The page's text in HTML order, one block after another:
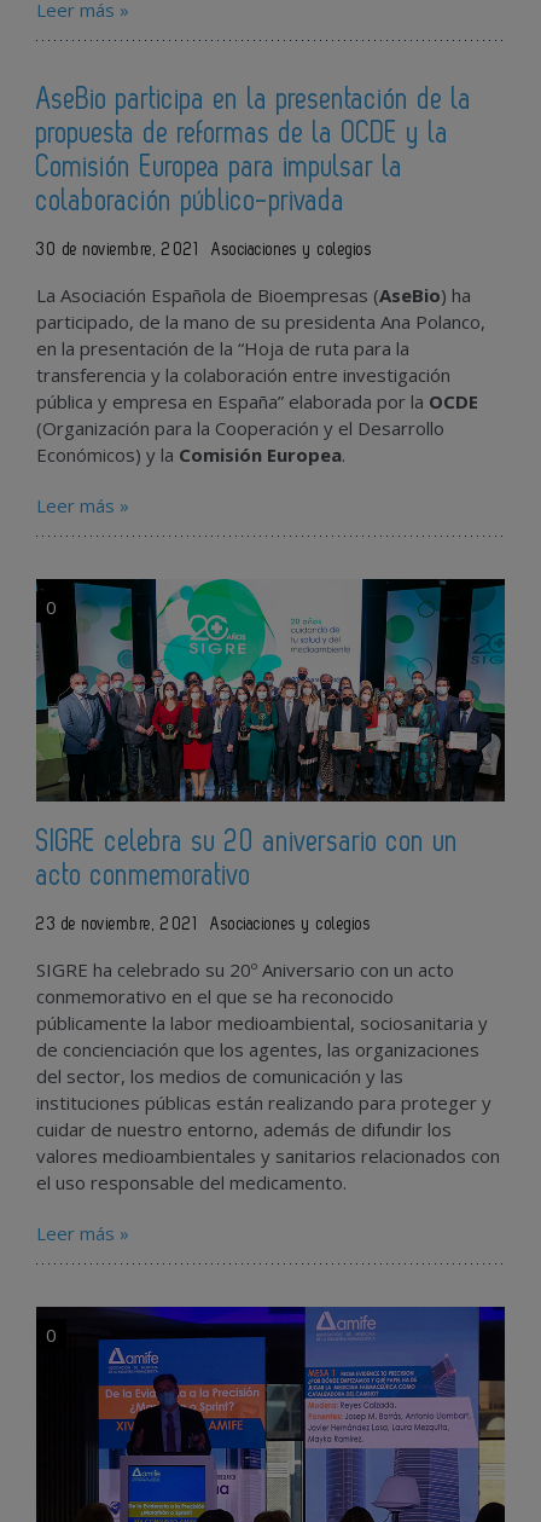
Leer más »
AseBio participa en la presentación de la
propuesta de reformas de la OCDE y la
Comisión Europea para impulsar la
colaboración público-privada
30 de noviembre, 2021 Asociaciones y colegios
La Asociación Española de Bioempresas (AseBio) ha
participado, de la mano de su presidenta Ana Polanco,
en la presentación de la “Hoja de ruta para la
transferencia y la colaboración entre investigación
pública y empresa en España” elaborada por la OCDE
(Organización para la Cooperación y el Desarrollo
Económicos) y la Comisión Europea.
Leer más »
0
SIGRE celebra su 20 aniversario con un
acto conmemorativo
23 de noviembre, 2021 Asociaciones y colegios
SIGRE ha celebrado su 20º Aniversario con un acto
conmemorativo en el que se ha reconocido
públicamente la labor medioambiental, sociosanitaria y
de concienciación que los agentes, las organizaciones
del sector, los medios de comunicación y las
instituciones públicas están realizando para proteger y
cuidar de nuestro entorno, además de difundir los
valores medioambientales y sanitarios relacionados con
el uso responsable del medicamento.
Leer más »
0